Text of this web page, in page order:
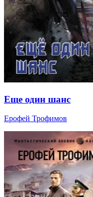
Еще один шанс
Ерофей Трофимов